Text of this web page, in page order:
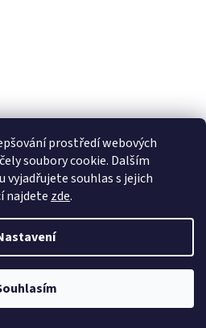
prostředí webových
soubory cookie. Dalším
souhlas s jejich
najdete zde.